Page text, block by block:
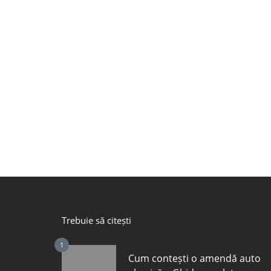
Trebuie să citești
1
Cum contești o amendă auto